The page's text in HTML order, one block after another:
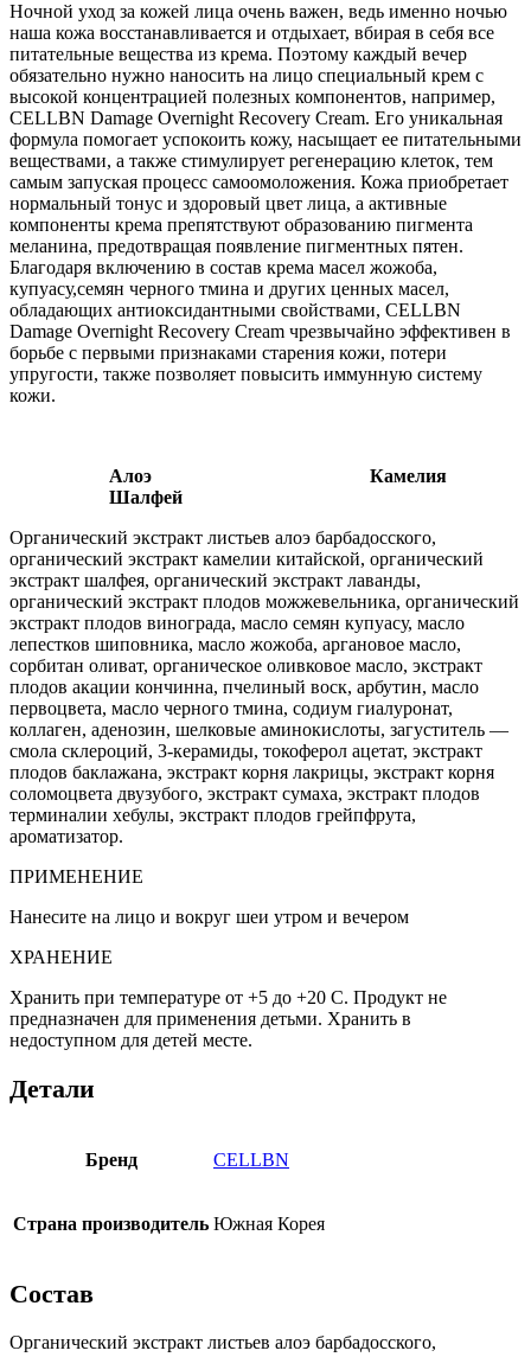
Ночной уход за кожей лица очень важен, ведь именно ночью
наша кожа восстанавливается и отдыхает, вбирая в себя все
питательные вещества из крема. Поэтому каждый вечер
обязательно нужно наносить на лицо специальный крем с
высокой концентрацией полезных компонентов, например,
CELLBN Damage Overnight Recovery Creаm. Его уникальная
формула помогает успокоить кожу, насыщает ее питательными
веществами, а также стимулирует регенерацию клеток, тем
самым запуская процесс самоомоложения. Кожа приобретает
нормальный тонус и здоровый цвет лица, а активные
компоненты крема препятствуют образованию пигмента
меланина, предотвращая появление пигментных пятен.
Благодаря включению в состав крема масел жожоба,
купуасу,семян черного тмина и других ценных масел,
обладающих антиоксидантными свойствами, CELLBN
Damage Overnight Recovery Creаm чрезвычайно эффективен в
борьбе с первыми признаками старения кожи, потери
упругости, также позволяет повысить иммунную систему
кожи.
Алоэ Камелия
Шалфей
Органический экстракт листьев алоэ барбадосского,
органический экстракт камелии китайской, органический
экстракт шалфея, органический экстракт лаванды,
органический экстракт плодов можжевельника, органический
экстракт плодов винограда, масло семян купуасу, масло
лепестков шиповника, масло жожоба, аргановое масло,
сорбитан оливат, органическое оливковое масло, экстракт
плодов акации кончинна, пчелиный воск, арбутин, масло
первоцвета, масло черного тмина, содиум гиалуронат,
коллаген, аденозин, шелковые аминокислоты, загуститель —
смола склероций, 3-керамиды, токоферол ацетат, экстракт
плодов баклажана, экстракт корня лакрицы, экстракт корня
соломоцвета двузубого, экстракт сумаха, экстракт плодов
терминалии хебулы, экстракт плодов грейпфрута,
ароматизатор.
ПРИМЕНЕНИЕ
Нанесите на лицо и вокруг шеи утром и вечером
ХРАНЕНИЕ
Хранить при температуре от +5 до +20 C. Продукт не
предназначен для применения детьми. Хранить в
недоступном для детей месте.
Детали
Бренд CELLBN
Страна производитель Южная Корея
Состав
Органический экстракт листьев алоэ барбадосского,